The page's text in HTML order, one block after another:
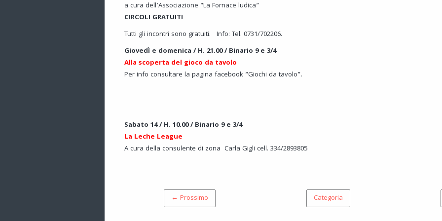
a cura dell’Associazione “La Fornace ludica”
CIRCOLI GRATUITI
Tutti gli incontri sono gratuiti. Info: Tel. 0731/702206.
Giovedì e domenica / H. 21.00 / Binario 9 e 3/4
Alla scoperta del gioco da tavolo
Per info consultare la pagina facebook “Giochi da tavolo”.
Sabato 14 / H. 10.00 / Binario 9 e 3/4
La Leche League
A cura della consulente di zona Carla Gigli cell. 334/2893805
← Prossimo Categoria